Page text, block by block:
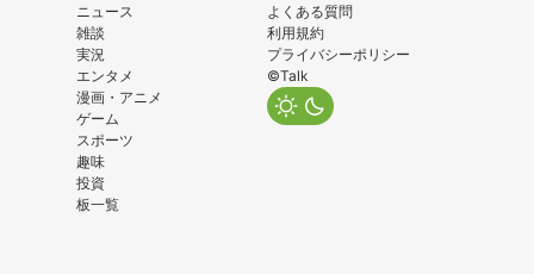
ニュース
雑談
実況
エンタメ
漫画・アニメ
ゲーム
スポーツ
趣味
投資
板一覧
よくある質問
利用規約
プライバシーポリシー
©Talk